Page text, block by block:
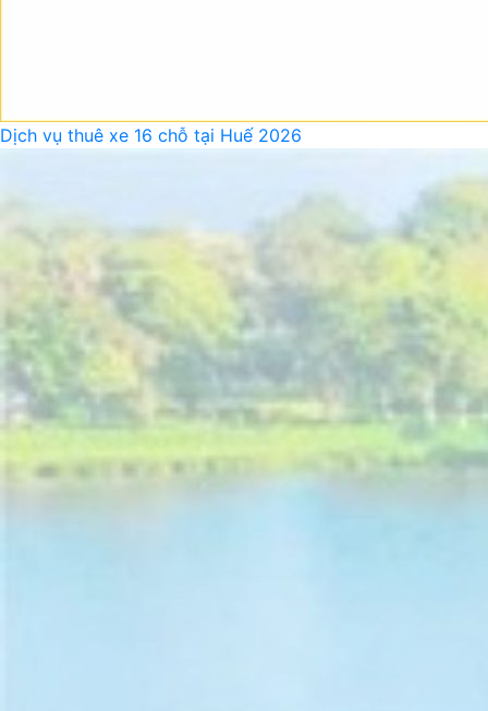
Dịch vụ thuê xe 16 chỗ tại Huế 2026